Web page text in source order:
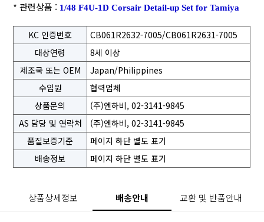
* 관련상품 : 1/48 F4U-1D Corsair Detail-up Set for Tamiya
KC 인증번호
CB061R2632-7005/CB061R2631-7005
대상연령
8세 이상
제조국 또는 OEM
Japan/Philippines
수입원
협력업체
상품문의
(주)엔하비, 02-3141-9845
AS 담당 및 연락처
(주)엔하비, 02-3141-9845
품질보증기준
페이지 하단 별도 표기
배송정보
페이지 하단 별도 표기
상품상세정보 배송안내 교환 및 반품안내